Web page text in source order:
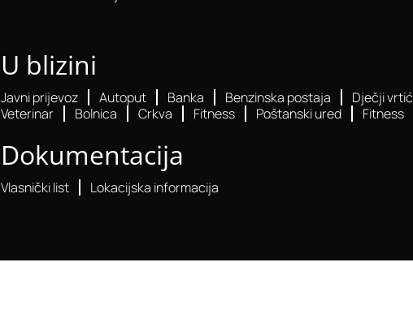
U blizini
Javni prijevoz Autoput Banka Benzinska postaja Dječji vrtić
Veterinar
Bolnica Crkva Fitness Poštanski ured Fitness
Dokumentacija
Vlasnički list Lokacijska informacija